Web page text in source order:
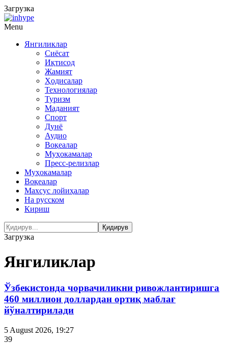
Загрузка
Menu
Янгиликлар
Сиёсат
Иқтисод
Жамият
Ҳодисалар
Технологиялар
Туризм
Маданият
Спорт
Дунё
Аудио
Воқеалар
Муҳокамалар
Пресс-релизлар
Муҳокамалар
Воқеалар
Махсус лойиҳалар
На русском
Кириш
Загрузка
Янгиликлар
Ўзбекистонда чорвачиликни ривожлантиришга
460 миллион доллардан ортиқ маблағ
йўналтирилади
5 August 2026, 19:27
39